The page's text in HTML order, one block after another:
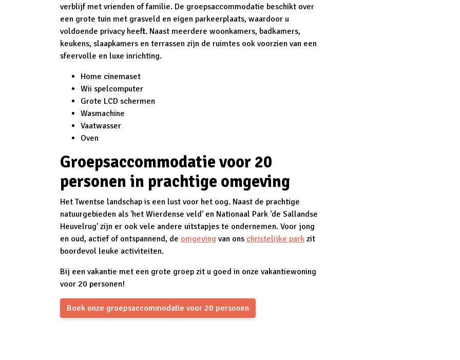
verblijf met vrienden of familie. De groepsaccommodatie beschikt over
een grote tuin met grasveld en eigen parkeerplaats, waardoor u
voldoende privacy heeft. Naast meerdere woonkamers, badkamers,
keukens, slaapkamers en terrassen zijn de ruimtes ook voorzien van een
sfeervolle en luxe inrichting.
Home cinemaset
Wii spelcomputer
Grote LCD schermen
Wasmachine
Vaatwasser
Oven
Groepsaccommodatie voor 20
personen in prachtige omgeving
Het Twentse landschap is een lust voor het oog. Naast de prachtige
natuurgebieden als 'het Wierdense veld' en Nationaal Park 'de Sallandse
Heuvelrug' zijn er ook vele andere uitstapjes te ondernemen. Voor jong
en oud, actief of ontspannend, de omgeving van ons christelijke park zit
boordevol leuke activiteiten.
Bij een vakantie met een grote groep zit u goed in onze vakantiewoning
voor 20 personen!
Boek onze groepsaccommodatie voor 20 personen